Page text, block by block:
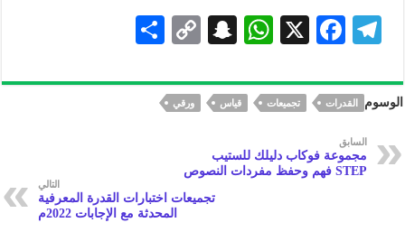
Te
gr
a
m
F
eb
oo
k
X
W
at
s
A
p
S
a
pc
at
C
p
y
k
ar
الوسوم القدرات تجميعات قياس ورقي
السابق
مجموعة فوكاب دليلك للستيب
STEP فهم وحفظ مفردات النصوص
التالي
تجميعات اختبارات القدرة المعرفية
المحدثة مع الإجابات 2022م